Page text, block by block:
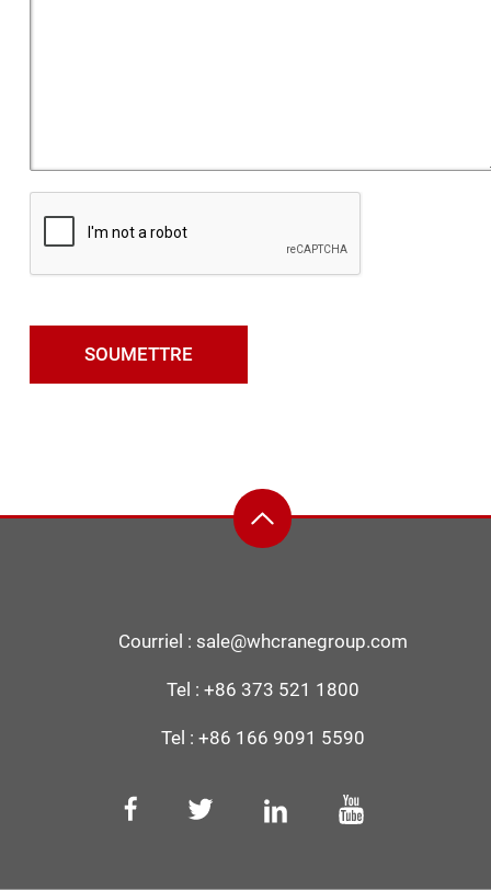
Courriel : sale@whcranegroup.com
Tel : +86 373 521 1800
Tel : +86 166 9091 5590